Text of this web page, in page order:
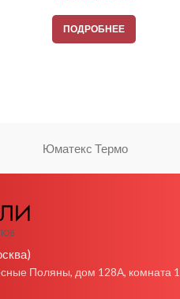
ПОДРОБНЕЕ
Юматекс Термо
Поляны, дом 128А, комната 1